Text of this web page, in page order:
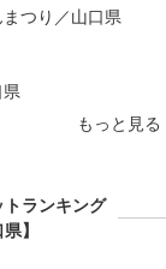
つり／山口県
もっと見る
ランキング
】